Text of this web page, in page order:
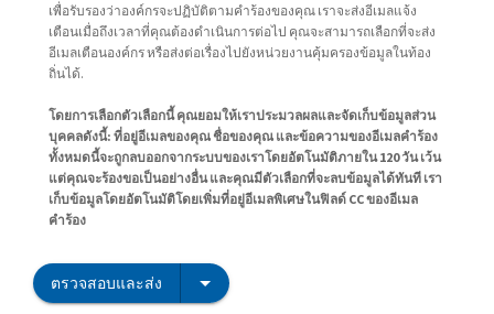
เพื่อรับรองว่าองค์กรจะปฏิบัติตามคำร้องของคุณ เราจะส่งอีเมลแจ้ง
เตือนเมื่อถึงเวลาที่คุณต้องดำเนินการต่อไป คุณจะสามารถเลือกที่จะส่ง
อีเมลเตือนองค์กร หรือส่งต่อเรื่องไปยังหน่วยงานคุ้มครองข้อมูลในท้อง
ถิ่นได้.
โดยการเลือกตัวเลือกนี้ คุณยอมให้เราประมวลผลและจัดเก็บข้อมูลส่วน
บุคคลดังนี้: ที่อยู่อีเมลของคุณ ชื่อของคุณ และข้อความของอีเมลคำร้อง
ทั้งหมดนี้จะถูกลบออกจากระบบของเราโดยอัตโนมัติภายใน 120 วัน เว้น
แต่คุณจะร้องขอเป็นอย่างอื่น และคุณมีตัวเลือกที่จะลบข้อมูลได้ทันที เรา
เก็บข้อมูลโดยอัตโนมัติโดยเพิ่มที่อยู่อีเมลพิเศษในฟิลด์ CC ของอีเมล
คำร้อง
ตรวจสอบและส่ง